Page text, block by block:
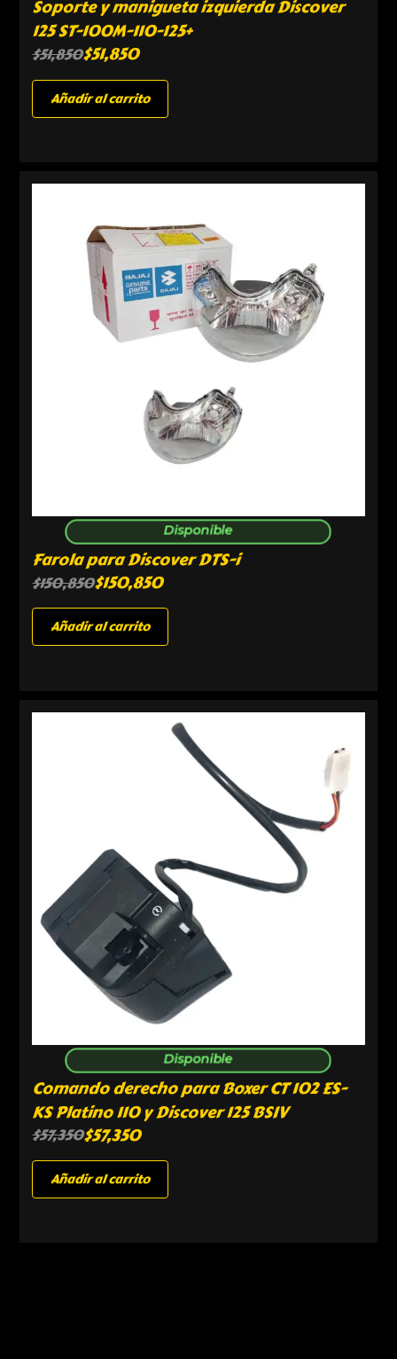
Soporte y manigueta izquierda Discover
125 ST-100M-110-125+
$51,850$51,850
Añadir al carrito
Disponible
Farola para Discover DTS-i
$150,850$150,850
Añadir al carrito
Disponible
Comando derecho para Boxer CT 102 ES-
KS Platino 110 y Discover 125 BSIV
$57,350$57,350
Añadir al carrito